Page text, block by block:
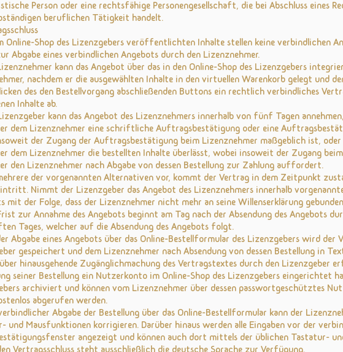
Person oder eine rechtsfähige Personengesellschaft, die bei Abschluss eines
beruflichen Tätigkeit handelt.
Online-Shop des Lizenzgebers veröffentlichten Inhalte stellen keine verbindlichen
Abgabe eines verbindlichen Angebots durch den Lizenznehmer.
kann das Angebot über das in den Online-Shop des Lizenzgebers
nachdem er die ausgewählten Inhalte in den virtuellen Warenkorb gelegt und
des den Bestellvorgang abschließenden Buttons ein rechtlich verbindliches
Inhalte ab.
kann das Angebot des Lizenznehmers innerhalb von fünf Tagen annehmen,
dem Lizenznehmer eine schriftliche Auftragsbestätigung oder eine
der Zugang der Auftragsbestätigung beim Lizenznehmer maßgeblich ist, oder
dem Lizenznehmer die bestellten Inhalte überlässt, wobei insoweit der Zugang
den Lizenznehmer nach Abgabe von dessen Bestellung zur Zahlung auffordert.
der vorgenannten Alternativen vor, kommt der Vertrag in dem Zeitpunkt
Nimmt der Lizenzgeber das Angebot des Lizenznehmers innerhalb
mit der Folge, dass der Lizenznehmer nicht mehr an seine Willenserklärung
zur Annahme des Angebots beginnt am Tag nach der Absendung des Angebots
Tages, welcher auf die Absendung des Angebots folgt.
Abgabe eines Angebots über das Online-Bestellformular des Lizenzgebers wird
gespeichert und dem Lizenznehmer nach Absendung von dessen Bestellung in
hinausgehende Zugänglichmachung des Vertragstextes durch den Lizenzgeber
seiner Bestellung ein Nutzerkonto im Online-Shop des Lizenzgebers eingerichtet
archiviert und können vom Lizenznehmer über dessen passwortgeschütztes
abgerufen werden.
Abgabe der Bestellung über das Online-Bestellformular kann der
und Mausfunktionen korrigieren. Darüber hinaus werden alle Eingaben vor der
angezeigt und können auch dort mittels der üblichen Tastatur-